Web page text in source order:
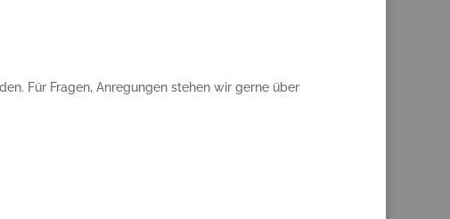
Für Fragen, Anregungen stehen wir gerne über